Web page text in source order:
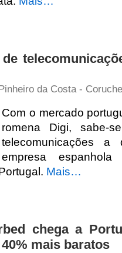
da Costa -
Com o mercado
romena Digi, sabe-
telecomunicações a
empresa
Mais…
chega a
mais baratos